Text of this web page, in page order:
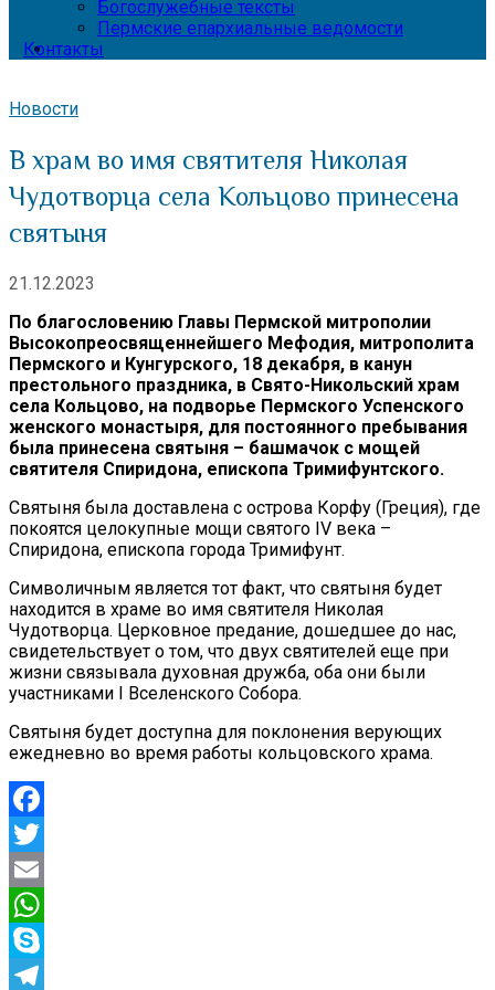
Богослужебные тексты
Пермские епархиальные ведомости
Контакты
Новости
В храм во имя святителя Николая
Чудотворца села Кольцово принесена
святыня
21.12.2023
По благословению Главы Пермской митрополии
Высокопреосвященнейшего Мефодия, митрополита
Пермского и Кунгурского, 18 декабря, в канун
престольного праздника, в Свято-Никольский храм
села Кольцово, на подворье Пермского Успенского
женского монастыря, для постоянного пребывания
была принесена святыня – башмачок с мощей
святителя Спиридона, епископа Тримифунтского.
Святыня была доставлена с острова Корфу (Греция), где
покоятся целокупные мощи святого IV века –
Спиридона, епископа города Тримифунт.
Символичным является тот факт, что святыня будет
находится в храме во имя святителя Николая
Чудотворца. Церковное предание, дошедшее до нас,
свидетельствует о том, что двух святителей еще при
жизни связывала духовная дружба, оба они были
участниками I Вселенского Собора.
Святыня будет доступна для поклонения верующих
ежедневно во время работы кольцовского храма.
Facebook
Twitter
Email
WhatsApp
Skype